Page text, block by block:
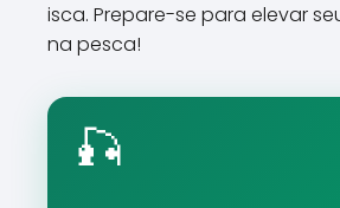
isca. Prepare-se para elevar
na pesca!
🎣